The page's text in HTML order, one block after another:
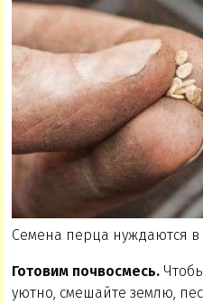
Семена перца нуждаются в
Готовим почвосмесь.
уютно, смешайте землю,